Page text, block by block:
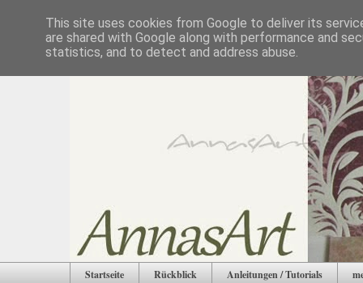
Startseite Rückblick Anleitungen / Tutorials
This site uses cookies from Google to deliver its
are shared with Google along with performance and
statistics, and to detect and address abuse.